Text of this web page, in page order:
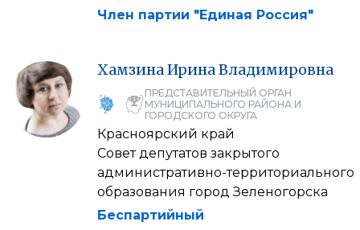
Член партии "Единая Россия"
ХамзинаИринаВладимировна
ПРЕДСТАВИТЕЛЬНЫЙ ОРГАН
МУНИЦИПАЛЬНОГО РАЙОНА И
ГОРОДСКОГО ОКРУГА
Красноярский край
Совет депутатов закрытого
административно-территориального
образования город Зеленогорска
Беспартийный